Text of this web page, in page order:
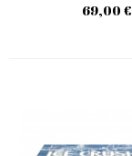
69,00 €